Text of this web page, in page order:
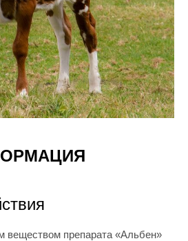
веществом препарата «Альбен»